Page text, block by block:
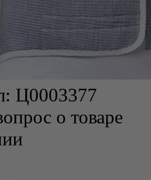
Ц0003377
о товаре